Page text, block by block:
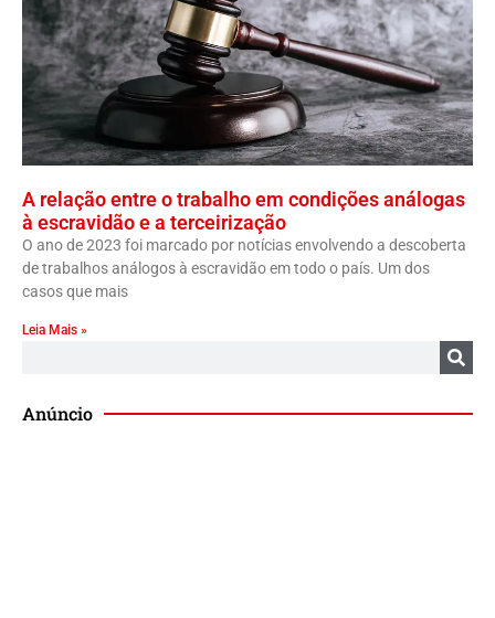
A relação entre o trabalho em condições análogas
à escravidão e a terceirização
O ano de 2023 foi marcado por notícias envolvendo a descoberta
de trabalhos análogos à escravidão em todo o país. Um dos
casos que mais
Leia Mais »
Anúncio